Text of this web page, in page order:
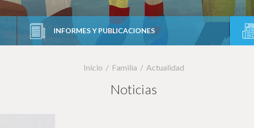
INFORMES Y PUBLICACIONES
Inicio Familia Actualidad
Noticias